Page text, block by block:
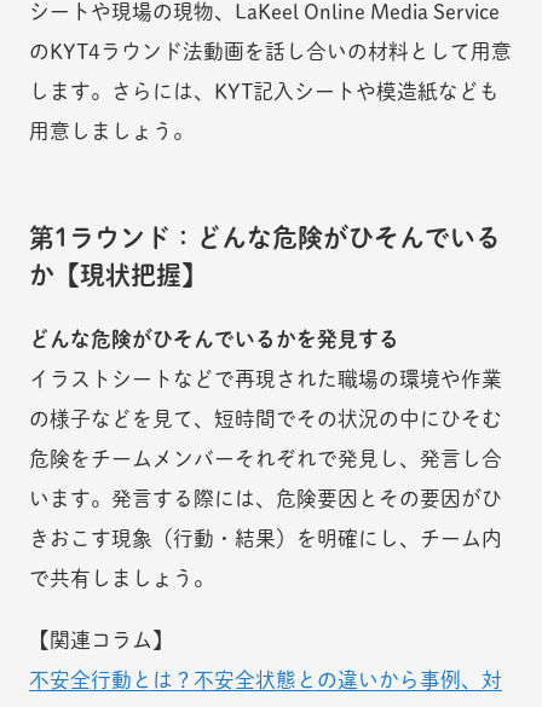
シートや現場の現物、LaKeel Online Media Service
のKYT4ラウンド法動画を話し合いの材料として用意
します。さらには、KYT記入シートや模造紙なども
用意しましょう。
第1ラウンド：どんな危険がひそんでいる
か【現状把握】
どんな危険がひそんでいるかを発見する
イラストシートなどで再現された職場の環境や作業
の様子などを見て、短時間でその状況の中にひそむ
危険をチームメンバーそれぞれで発見し、発言し合
います。発言する際には、危険要因とその要因がひ
きおこす現象（行動・結果）を明確にし、チーム内
で共有しましょう。
【関連コラム】
不安全行動とは？不安全状態との違いから事例、対